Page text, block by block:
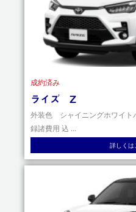
成約済み
ライズ Z
外装色 シャイニングホワイ
録諸費用 込 ...
詳しくは